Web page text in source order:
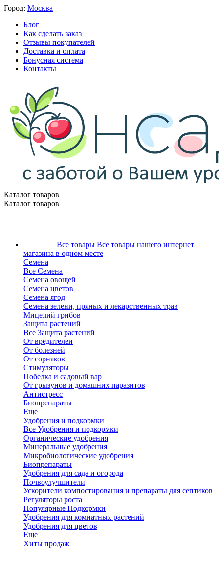
Город: Москва
Блог
Как сделать заказ
Отзывы покупателей
Доставка и оплата
Бонусная система
Контакты
Каталог товаров
Каталог товаров
Все товары Все товары нашего интернет
магазина в одном месте
Семена
Все Семена
Семена овощей
Семена цветов
Семена ягод
Семена зелени, пряных и лекарственных трав
Мицелий грибов
Защита растений
Все Защита растений
От вредителей
От болезней
От сорняков
Стимуляторы
Побелка и садовый вар
От грызунов и домашних паразитов
Антистресс
Биопрепараты
Еще
Удобрения и подкормки
Все Удобрения и подкормки
Органические удобрения
Минеральные удобрения
Микробиологические удобрения
Биопрепараты
Удобрения для сада и огорода
Почвоулучшители
Ускорители компостирования и препараты для септиков
Регуляторы роста
Популярные Подкормки
Удобрения для комнатных растений
Удобрения для цветов
Еще
Хиты продаж